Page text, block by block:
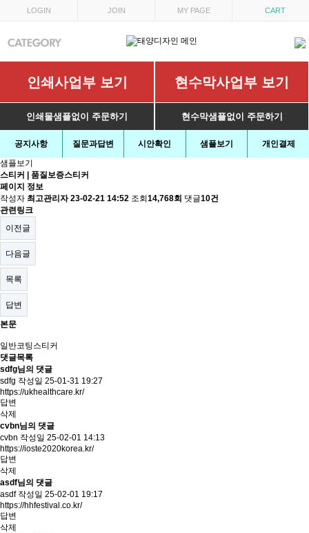
LOGIN JOIN MY PAGE CART
인쇄사업부 보기 현수막사업부 보기
인쇄물샘플없이 주문하기 현수막샘플없이 주문하기
공지사항 질문과답변 시안확인 샘플보기
개인결제
샘플보기
스티커 | 품질보증스티커
페이지 정보
작성자 최고관리자 23-02-21 14:52 조회 14,768회 댓글10건
관련링크
이전글
다음글
목록
답변
본문
일반코팅스티커
댓글목록
sdfg님의 댓글
sdfg 작성일 25-01-31 19:27
https://ukhealthcare.kr/
답변
삭제
cvbn님의 댓글
cvbn 작성일 25-02-01 14:13
https://ioste2020korea.kr/
답변
삭제
asdf님의 댓글
asdf작성일 25-02-01 19:17
https://hhfestival.co.kr/
답변
삭제